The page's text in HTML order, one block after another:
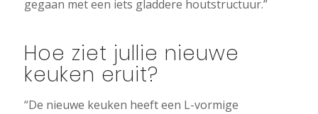
gegaan met een iets gladdere houtstructuur.”
Hoe ziet jullie nieuwe
keuken eruit?
“De nieuwe keuken heeft een L-vormige